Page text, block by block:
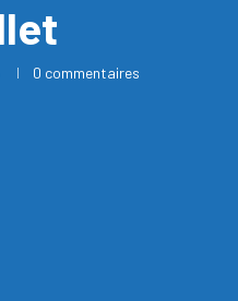
0 commentaires